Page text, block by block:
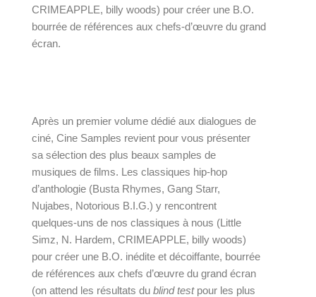
CRIMEAPPLE, billy woods) pour créer une B.O.
bourrée de références aux chefs-d’œuvre du grand
écran.
Après un premier volume dédié aux dialogues de
ciné, Cine Samples revient pour vous présenter
sa sélection des plus beaux samples de
musiques de films. Les classiques hip-hop
d’anthologie (Busta Rhymes, Gang Starr,
Nujabes, Notorious B.I.G.) y rencontrent
quelques-uns de nos classiques à nous (Little
Simz, N. Hardem, CRIMEAPPLE, billy woods)
pour créer une B.O. inédite et décoiffante, bourrée
de références aux chefs d’œuvre du grand écran
(on attend les résultats du blind test pour les plus